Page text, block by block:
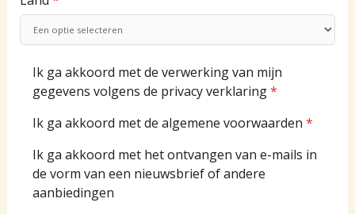
Ik ga akkoord met de verwerking van mijn
gegevens volgens de privacy verklaring*
Ik ga akkoord met de algemene voorwaarden *
Ik ga akkoord met het ontvangen van e-mails in
de vorm van een nieuwsbrief of andere
aanbiedingen